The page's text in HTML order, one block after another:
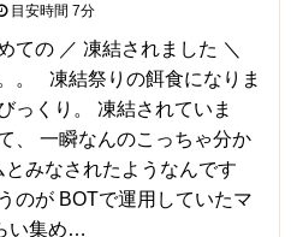
目安時間 7分
の ／ 凍結されました ＼
。 凍結祭りの餌食になりま
くり。 凍結されていま
、 一瞬なんのこっちゃ分か
みなされたようなんです
のが BOTで運用していたマ
い集め…